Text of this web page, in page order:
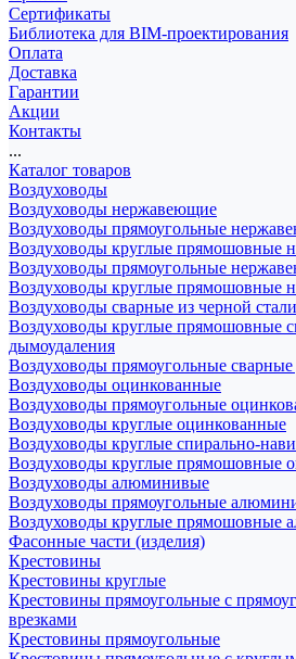
Сертификаты
Библиотека для BIM-проектирования
Оплата
Доставка
Гарантии
Акции
Контакты
...
Каталог товаров
Воздуховоды
Воздуховоды нержавеющие
Воздуховоды прямоугольные
Воздуховоды круглые прямошовные
Воздуховоды прямоугольные
Воздуховоды круглые прямошовные
Воздуховоды сварные из черной
Воздуховоды круглые прямошовные
дымоудаления
Воздуховоды прямоугольные
Воздуховоды оцинкованные
Воздуховоды прямоугольные
Воздуховоды круглые оцинкованные
Воздуховоды круглые спирально-
Воздуховоды круглые прямошовные
Воздуховоды алюминивые
Воздуховоды прямоугольные
Воздуховоды круглые прямошовные
Фасонные части (изделия)
Крестовины
Крестовины круглые
Крестовины прямоугольные с
врезками
Крестовины прямоугольные